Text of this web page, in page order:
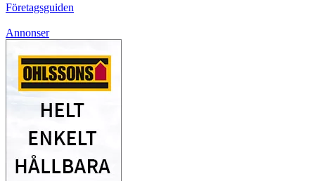
Företagsguiden
Annonser